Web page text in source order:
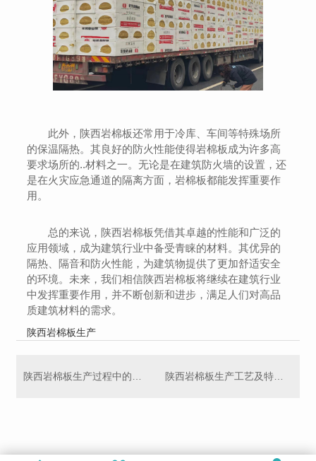
此外，陕西岩棉板还常用于冷库、车间等特殊场所
的保温隔热。其良好的防火性能使得岩棉板成为许多高
要求场所的..材料之一。无论是在建筑防火墙的设置，还
是在火灾应急通道的隔离方面，岩棉板都能发挥重要作
用。
总的来说，陕西岩棉板凭借其卓越的性能和广泛的
应用领域，成为建筑行业中备受青睐的材料。其优异的
隔热、隔音和防火性能，为建筑物提供了更加舒适安全
的环境。未来，我们相信陕西岩棉板将继续在建筑行业
中发挥重要作用，并不断创新和进步，满足人们对高品
质建筑材料的需求。
陕西岩棉板生产